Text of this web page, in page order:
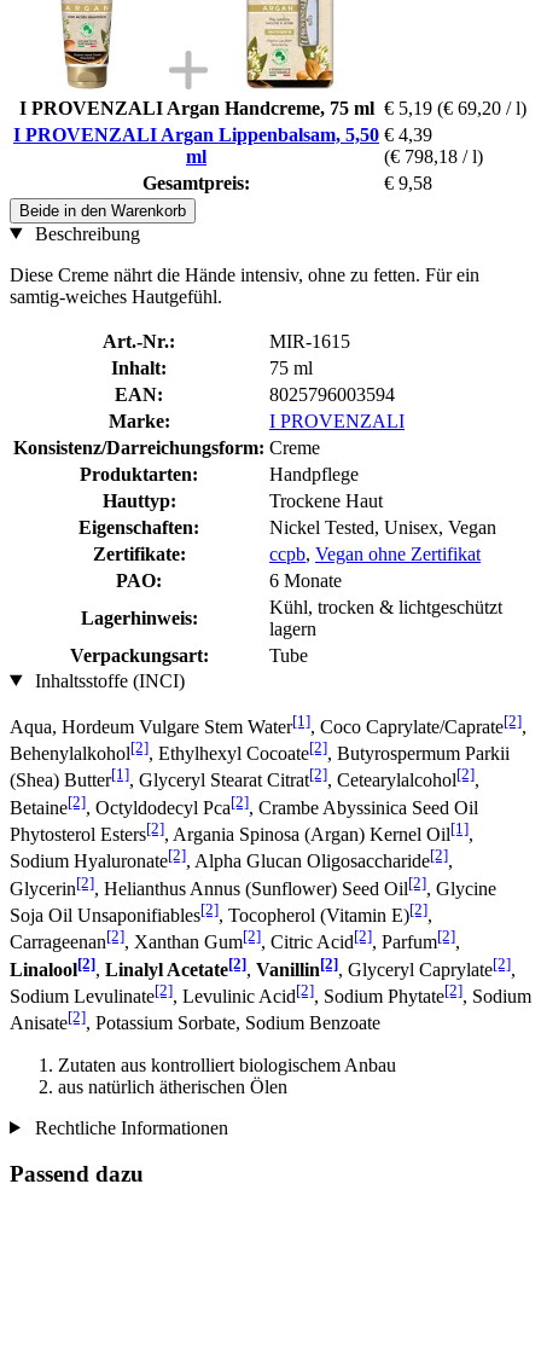
I PROVENZALI Argan Handcreme, 75 ml € 5,19 (€ 69,20 / l)
I PROVENZALI Argan Lippenbalsam, 5,50
ml
€ 4,39
(€ 798,18 / l)
Gesamtpreis:
€ 9,58
Beide in den Warenkorb
Beschreibung
Diese Creme nährt die Hände intensiv, ohne zu fetten. Für ein
samtig-weiches Hautgefühl.
Art.-Nr.:
MIR-1615
Inhalt:
75 ml
EAN:
8025796003594
Marke:
I PROVENZALI
Konsistenz/Darreichungsform: Creme
Produktarten:
Handpflege
Hauttyp:
Trockene Haut
Eigenschaften:
Nickel Tested, Unisex, Vegan
Zertifikate:
ccpb, Vegan ohne Zertifikat
PAO:
6 Monate
Lagerhinweis:
Kühl, trocken & lichtgeschützt
lagern
Verpackungsart:
Tube
Inhaltsstoffe (INCI)
Aqua, Hordeum Vulgare Stem Water[1], Coco Caprylate/Caprate[2],
Behenylalkohol[2], Ethylhexyl Cocoate[2], Butyrospermum Parkii
(Shea) Butter[1], Glyceryl Stearat Citrat[2], Cetearylalcohol[2],
Betaine[2], Octyldodecyl Pca[2], Crambe Abyssinica Seed Oil
Phytosterol Esters[2], Argania Spinosa (Argan) Kernel Oil[1],
Sodium Hyaluronate[2], Alpha Glucan Oligosaccharide[2],
Glycerin[2], Helianthus Annus (Sunflower) Seed Oil[2], Glycine
Soja Oil Unsaponifiables[2], Tocopherol (Vitamin E)[2],
Carrageenan[2], Xanthan Gum[2], Citric Acid[2], Parfum[2],
Linalool[2], Linalyl Acetate[2], Vanillin[2], Glyceryl Caprylate[2],
Sodium Levulinate[2], Levulinic Acid[2], Sodium Phytate[2], Sodium
Anisate[2], Potassium Sorbate, Sodium Benzoate
Zutaten aus kontrolliert biologischem Anbau
aus natürlich ätherischen Ölen
Rechtliche Informationen
Passend dazu